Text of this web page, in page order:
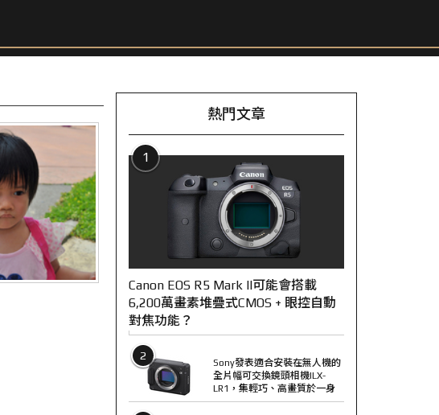
熱門文章
1
Canon EOS R5 Mark II可能會搭載
6,200萬畫素堆疊式CMOS + 眼控自動
對焦功能？
2
Sony發表適合安裝在無人機的
全片幅可交換鏡頭相機ILX-
LR1，集輕巧、高畫質於一身